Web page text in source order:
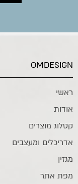
OMDESIGN
ראשי
אודות
קטלוג מוצרים
אדריכלים ומעצבים
מגזין
מפת אתר